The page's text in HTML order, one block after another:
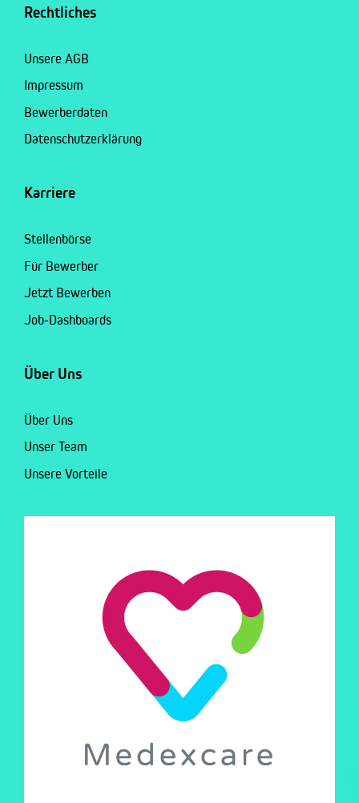
Rechtliches
Unsere AGB
Impressum
Bewerberdaten
Datenschutzerklärung
Karriere
Stellenbörse
Für Bewerber
Jetzt Bewerben
Job-Dashboards
Über Uns
Über Uns
Unser Team
Unsere Vorteile